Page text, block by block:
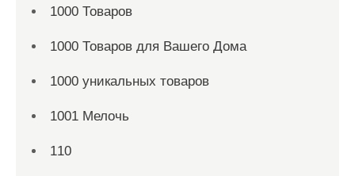
1000 Товаров
1000 Товаров для Вашего Дома
1000 уникальных товаров
1001 Мелочь
110